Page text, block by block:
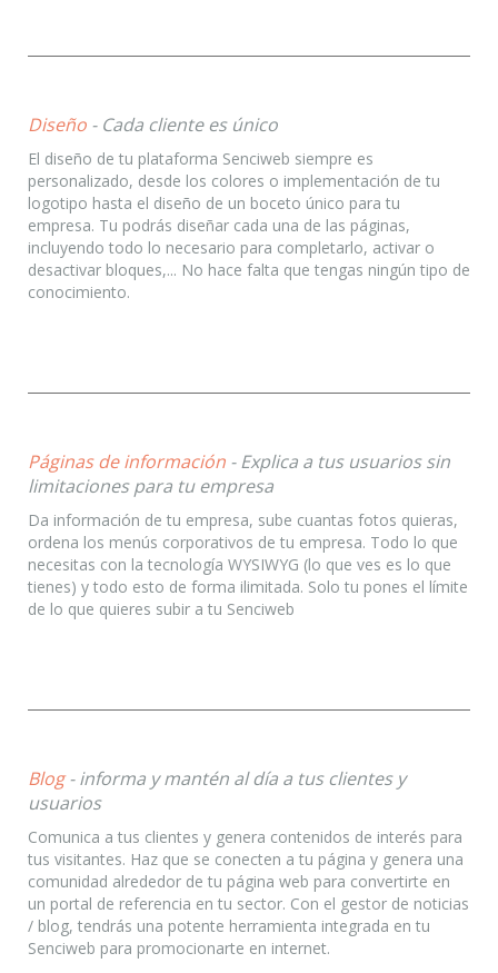
Diseño - Cada cliente es único
El diseño de tu plataforma Senciweb siempre es
personalizado, desde los colores o implementación de tu
logotipo hasta el diseño de un boceto único para tu
empresa. Tu podrás diseñar cada una de las páginas,
incluyendo todo lo necesario para completarlo, activar o
desactivar bloques,... No hace falta que tengas ningún tipo de
conocimiento.
Páginas de información - Explica a tus usuarios sin
limitaciones para tu empresa
Da información de tu empresa, sube cuantas fotos quieras,
ordena los menús corporativos de tu empresa. Todo lo que
necesitas con la tecnología WYSIWYG (lo que ves es lo que
tienes) y todo esto de forma ilimitada. Solo tu pones el límite
de lo que quieres subir a tu Senciweb
Blog- informa y mantén al día a tus clientes y
usuarios
Comunica a tus clientes y genera contenidos de interés para
tus visitantes. Haz que se conecten a tu página y genera una
comunidad alrededor de tu página web para convertirte en
un portal de referencia en tu sector. Con el gestor de noticias
/ blog, tendrás una potente herramienta integrada en tu
Senciweb para promocionarte en internet.